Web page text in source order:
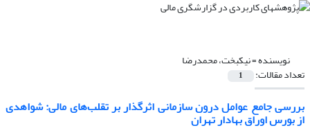
نویسنده =نیکبخت، محمدرضا
تعداد مقالات: 1
بررسی جامع عوامل درون سازمانی اثرگذار بر تقلب‌های مالی: شواهدی
از بورس اوراق بهادار تهران